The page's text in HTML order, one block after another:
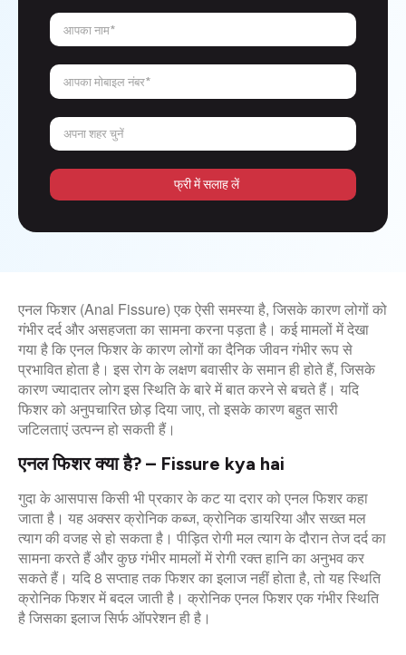
आपका नाम*
आपका मोबाइल नंबर*
अपना शहर चुनें
फ्री में सलाह लें
एनल फिशर (Anal Fissure) एक ऐसी समस्या है, जिसके कारण लोगों को
गंभीर दर्द और असहजता का सामना करना पड़ता है। कई मामलों में देखा
गया है कि एनल फिशर के कारण लोगों का दैनिक जीवन गंभीर रूप से
प्रभावित होता है। इस रोग के लक्षण बवासीर के समान ही होते हैं, जिसके
कारण ज्यादातर लोग इस स्थिति के बारे में बात करने से बचते हैं। यदि
फिशर को अनुपचारित छोड़ दिया जाए, तो इसके कारण बहुत सारी
जटिलताएं उत्पन्न हो सकती हैं।
एनल फिशर क्या है? – Fissure kya hai
गुदा के आसपास किसी भी प्रकार के कट या दरार को एनल फिशर कहा
जाता है। यह अक्सर क्रोनिक कब्ज, क्रोनिक डायरिया और सख्त मल
त्याग की वजह से हो सकता है। पीड़ित रोगी मल त्याग के दौरान तेज दर्द का
सामना करते हैं और कुछ गंभीर मामलों में रोगी रक्त हानि का अनुभव कर
सकते हैं। यदि 8 सप्ताह तक फिशर का इलाज नहीं होता है, तो यह स्थिति
क्रोनिक फिशर में बदल जाती है। क्रोनिक एनल फिशर एक गंभीर स्थिति
है जिसका इलाज सिर्फ ऑपरेशन ही है।